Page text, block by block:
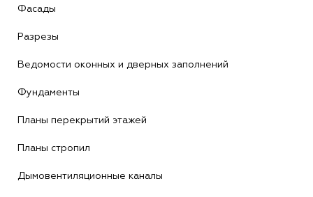
Фасады
Разрезы
Ведомости оконных и дверных заполнений
Фундаменты
Планы перекрытий этажей
Планы стропил
Дымовентиляционные каналы